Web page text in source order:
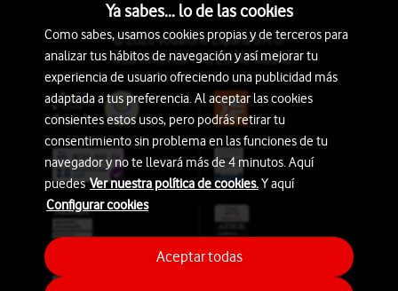
© 2026 Vodafone España S.A.U.
Avda. América 115, 28042 Madrid
Ya sabes... lo de las cookies
Como sabes, usamos cookies propias y de terceros para
analizar tus hábitos de navegación y así mejorar tu
experiencia de usuario ofreciendo una publicidad más
adaptada a tus preferencia. Al aceptar las cookies
consientes estos usos, pero podrás retirar tu
consentimiento sin problema en las funciones de tu
navegador y no te llevará más de 4 minutos. Aquí
puedesVer nuestra política de cookies.Y aquí
Configurar cookies
Aceptar todas